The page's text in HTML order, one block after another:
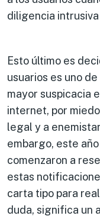
diligencia
Esto último es
usuarios es uno
mayor suspicacia
internet, por
legal y a
embargo, este
comenzaron a
estas
carta tipo para
duda, significa un